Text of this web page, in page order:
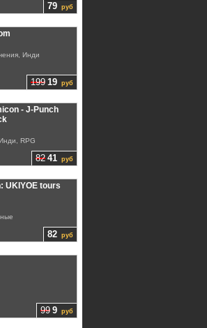
79 руб
199 19 руб
Инди
82 41 руб
- J-Punch
RPG
82 руб
UKIYOE tours
99 9 руб